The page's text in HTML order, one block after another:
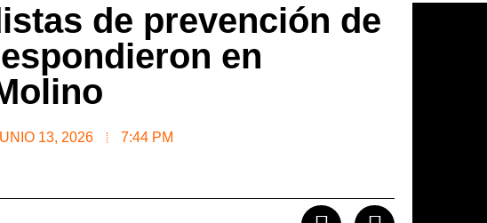
de prevención de
en
13, 2026 7:44 PM